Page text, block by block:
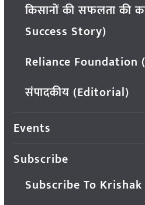
किसानों की सफलता की
Success Story)
Reliance Foundation
संपादकीय (Editorial)
Events
Subscribe
Subscribe To